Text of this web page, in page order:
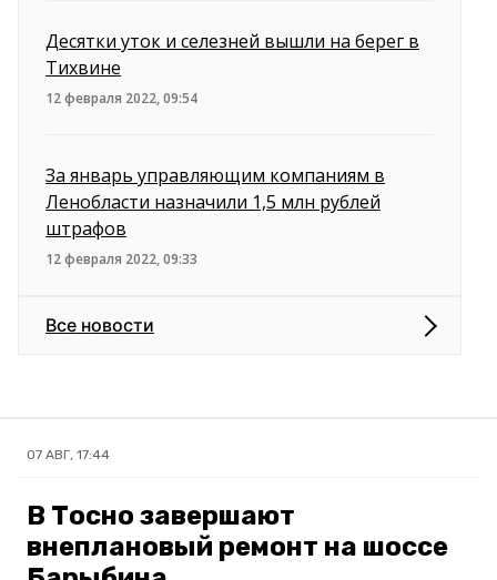
Десятки уток и селезней вышли на берег в
Тихвине
12 февраля 2022, 09:54
За январь управляющим компаниям в
Ленобласти назначили 1,5 млн рублей
штрафов
12 февраля 2022, 09:33
Все новости
07 АВГ, 17:44
В Тосно завершают
внеплановый ремонт на шоссе